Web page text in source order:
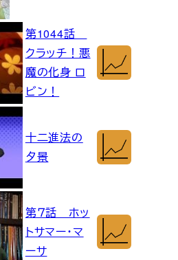
第1044話
クラッチ！悪
魔の化身 ロ
ビン！
十二進法の
夕景
第７話 ホッ
トサマー・マ
ーサ